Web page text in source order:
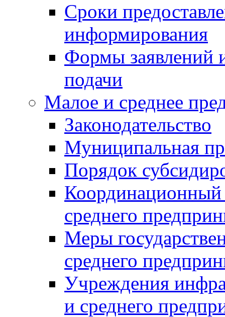
Сроки
информирования
Формы заявлений
подачи
Малое и среднее
Законодательство
Муниципальная
Порядок
Координационный
среднего
Меры
среднего
Учреждения
и среднего